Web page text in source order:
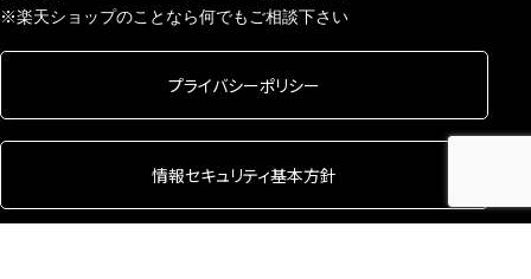
※楽天ショップのことなら何でもご相談下さい
プライバシーポリシー
情報セキュリティ基本方針